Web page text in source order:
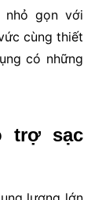
nhỏ gọn với
cùng thiết
có những
trợ sạc